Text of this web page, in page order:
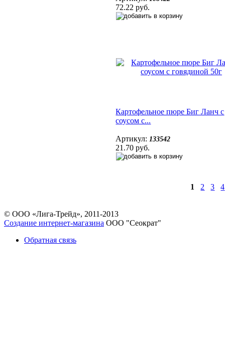
72.22 руб.
Картофельное пюре Биг Ланч с
соусом с...
Артикул: 133542
21.70 руб.
1 2 3 4
© ООО «Лига-Трейд», 2011-2013
Создание интернет-магазина ООО "Сеократ"
Обратная связь